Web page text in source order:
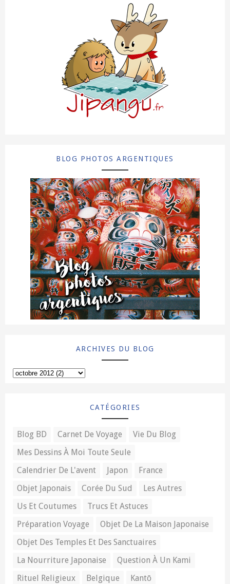
BLOG PHOTOS ARGENTIQUES
ARCHIVES DU BLOG
CATÉGORIES
Blog BD Carnet De Voyage
Vie Du Blog
Mes Dessins À Moi Toute Seule
Calendrier De L'avent
Japon
France
Objet Japonais
Corée Du Sud
Les Autres
Us Et Coutumes
Trucs Et Astuces
Préparation Voyage
Objet De La Maison Japonaise
Objet Des Temples Et Des Sanctuaires
La Nourriture Japonaise
Question À Un Kami
Rituel Religieux
Belgique Kantō